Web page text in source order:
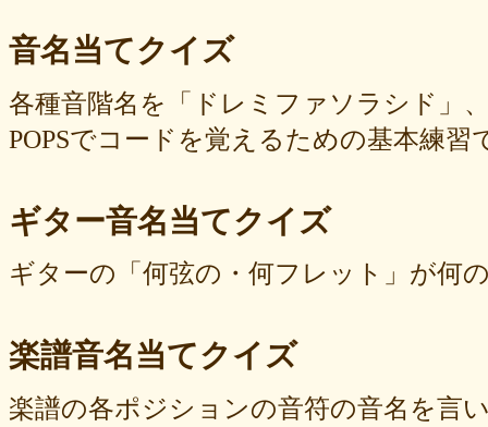
音名当てクイズ
各種音階名を「ドレミファソラシド」
POPSでコードを覚えるための基本練習
ギター音名当てクイズ
ギターの「何弦の・何フレット」が何
楽譜音名当てクイズ
楽譜の各ポジションの音符の音名を言